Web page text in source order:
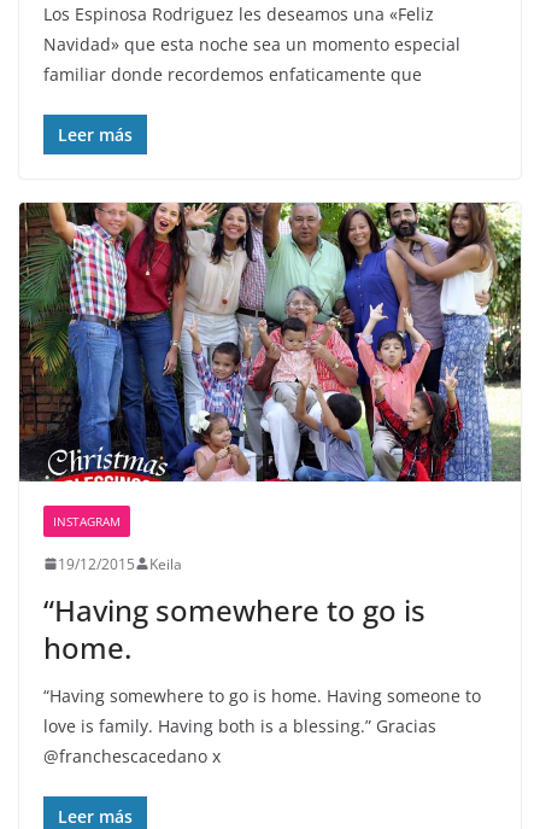
Los Espinosa Rodriguez les deseamos una «Feliz
Navidad» que esta noche sea un momento especial
familiar donde recordemos enfaticamente que
Leer más
INSTAGRAM
19/12/2015 Keila
“Having somewhere to go is
home.
“Having somewhere to go is home. Having someone to
love is family. Having both is a blessing.” Gracias
@franchescacedano x
Leer más